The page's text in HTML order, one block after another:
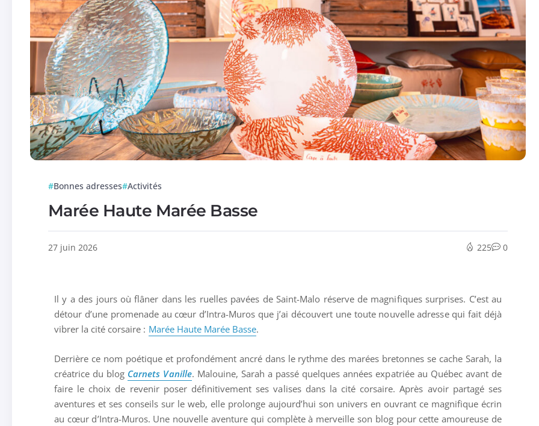
Bonnes adresses Activités
Marée Haute Marée Basse
27 juin 2026 225 0
Il y a des jours où flâner dans les ruelles pavées de Saint-Malo réserve de magnifiques surprises. C’est au
détour d’une promenade au cœur d’Intra-Muros que j’ai découvert une toute nouvelle adresse qui fait déjà
vibrer la cité corsaire : Marée Haute Marée Basse.
Derrière ce nom poétique et profondément ancré dans le rythme des marées bretonnes se cache Sarah, la
créatrice du blog Carnets Vanille. Malouine, Sarah a passé quelques années expatriée au Québec avant de
faire le choix de revenir poser définitivement ses valises dans la cité corsaire. Après avoir partagé ses
aventures et ses conseils sur le web, elle prolonge aujourd’hui son univers en ouvrant ce magnifique écrin
au cœur d’Intra-Muros. Une nouvelle aventure qui complète à merveille son blog pour cette amoureuse de